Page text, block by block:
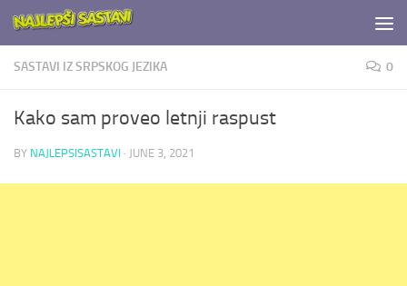
Skip to content
SASTAVI IZ SRPSKOG JEZIKA 0
Kako sam proveo letnji raspust
BY NAJLEPSISASTAVI · JUNE 3, 2021